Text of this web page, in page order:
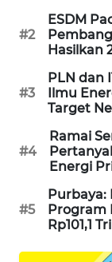
#2
ESDM
Hasilkan
#3
PLN dan
Ilmu
Target
#4
Ramai
Energi
#5
Purbaya:
Program
Rp101,1
PORTAL
FORWAMKI
ALPERKLINAS
FORJASIDA
TAMBANG